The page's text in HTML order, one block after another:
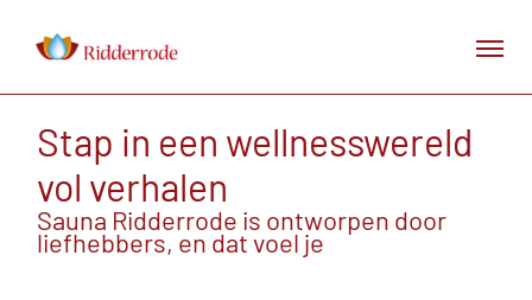
Stap in een wellnesswereld
vol verhalen
Sauna Ridderrode is ontworpen door
liefhebbers, en dat voel je